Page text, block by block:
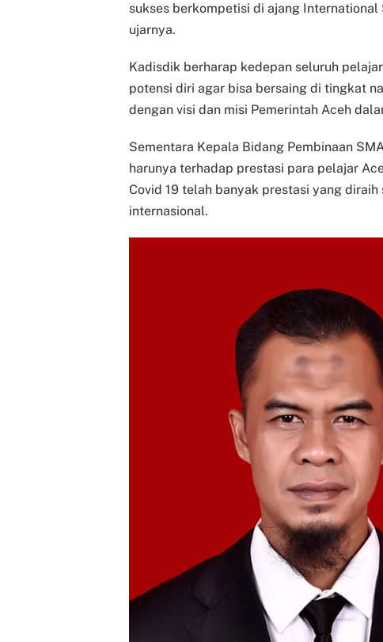
sukses berkompetisi di ajang
ujarnya.
Kadisdik berharap kedepan seluruh
potensi diri agar bisa bersaing di tingkat
dengan visi dan misi Pemerintah Aceh
Sementara Kepala Bidang Pembinaan
harunya terhadap prestasi para pelajar
Covid 19 telah banyak prestasi yang
internasional.